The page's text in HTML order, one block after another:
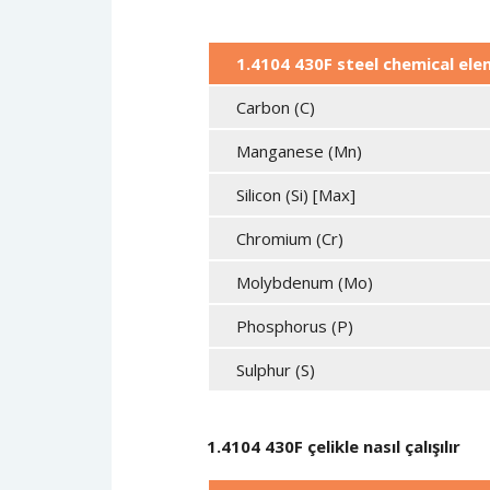
1.4104 430F steel chemical
Carbon (C)
Manganese (Mn)
Silicon (Si) [Max]
Chromium (Cr)
Molybdenum (Mo)
Phosphorus (P)
Sulphur (S)
1.4104 430F çelikle nasıl çalışılır